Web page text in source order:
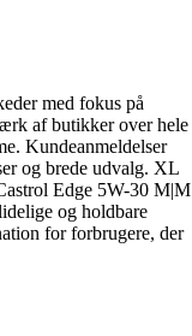
med fokus på
af butikker over hele
Kundeanmeldelser
og brede udvalg. XL
Edge 5W-30 M|M
og holdbare
for forbrugere, der